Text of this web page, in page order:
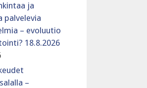
ja
palvelevia
– evoluutio
18.8.2026
–